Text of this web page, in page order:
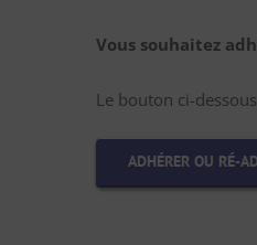
Vous souhaitez
Le bouton ci-
ADHÉRER OU RÉ-